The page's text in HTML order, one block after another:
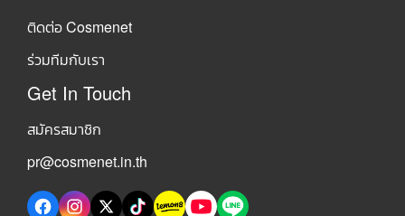
ติดต่อ Cosmenet
ร่วมทีมกับเรา
Get In Touch
สมัครสมาชิก
pr@cosmenet.in.th